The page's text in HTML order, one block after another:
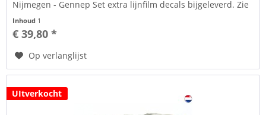
Nijmegen - Gennep Set extra lijnfilm decals bijgeleverd. Zie
Inhoud 1
€ 39,80 *
Op verlanglijst
UItverkocht